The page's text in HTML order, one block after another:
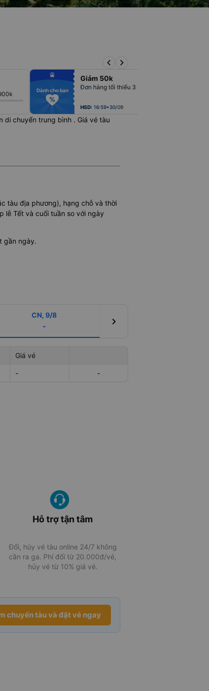
keyboard_arrow_left keyboard_arrow_right
fiber_manual_record
fiber_manual_record
fiber_manual_record
fiber_manual_record
fiber_manual_record
fiber_manual_record
fiber_manual_record
Dành cho bạn
Giảm 50k
Đơn hàng tối thiểu 3 triệu
HSD: 16:59•30/09
di chuyển trung bình . Giá vé tàu
tàu địa phương), hạng chỗ và thời
lễ Tết và cuối tuần so với ngày
gần ngày.
CN, 9/8
- chevron_right
Giá vé
- -
Hỗ trợ tận tâm
Đổi, hủy vé tàu online 24/7 không
cần ra ga. Phí đổi từ 20.000đ/vé,
hủy vé từ 10% giá vé.
chuyến tàu và đặt vé ngay